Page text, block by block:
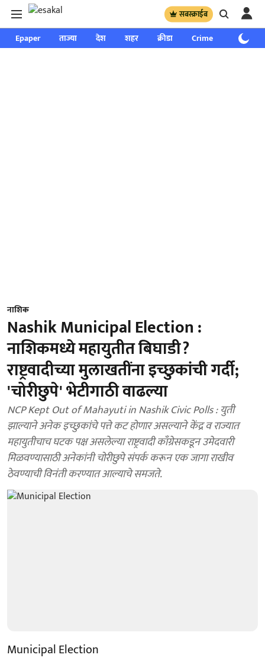
सबस्क्राईब
Epaper ताज्या देश शहर क्रीडा Crime साप्ताहिक
नाशिक
Nashik Municipal Election :
नाशिकमध्ये महायुतीत बिघाडी?
राष्ट्रवादीच्या मुलाखतींना इच्छुकांची गर्दी;
'चोरीछुपे' भेटीगाठी वाढल्या
NCP Kept Out of Mahayuti in Nashik Civic Polls : युती
झाल्याने अनेक इच्छुकांचे पत्ते कट होणार असल्याने केंद्र व राज्यात
महायुतीचाच घटक पक्ष असलेल्या राष्ट्रवादी काँग्रेसकडून उमेदवारी
मिळवण्यासाठी अनेकांनी चोरीछुपे संपर्क करून एक जागा राखीव
ठेवण्याची विनंती करण्यात आल्याचे समजते.
Municipal Election